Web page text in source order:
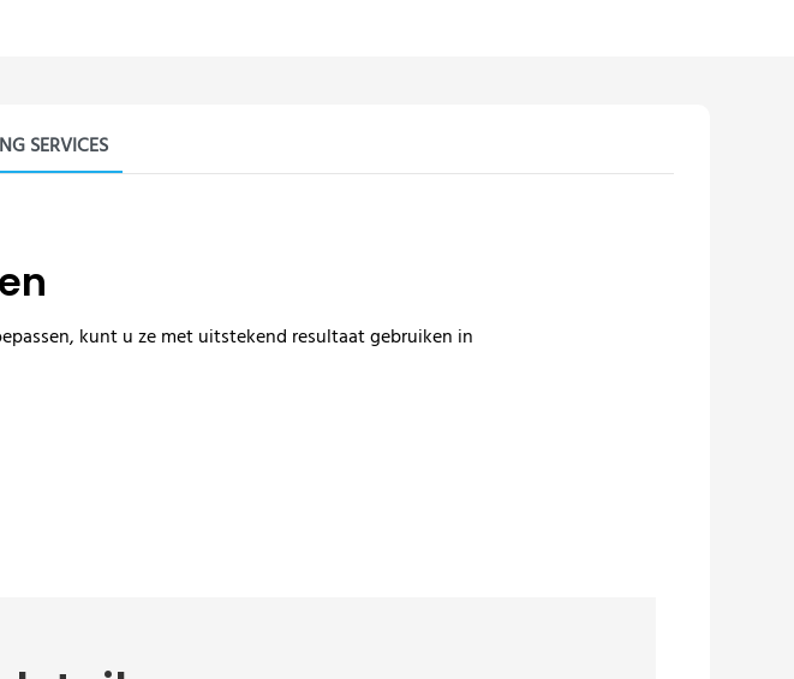
SERVICES
kunt u ze met uitstekend resultaat gebruiken in